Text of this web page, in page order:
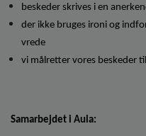
beskeder skrives i en
der ikke bruges ironi og
vrede
vi målretter vores beskeder
Samarbejdet i Aula: